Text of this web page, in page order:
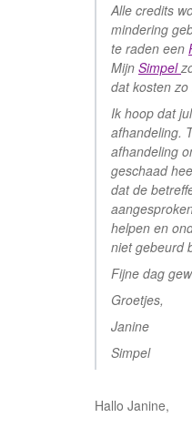
Alle credits
mindering
te raden een
Mijn Simpel
dat kosten
Ik hoop dat
afhandeling.
afhandeling
geschaad
dat de
helpen en
niet gebeurd
Fijne dag
Groetjes,
Janine
Simpel
Hallo Janine,